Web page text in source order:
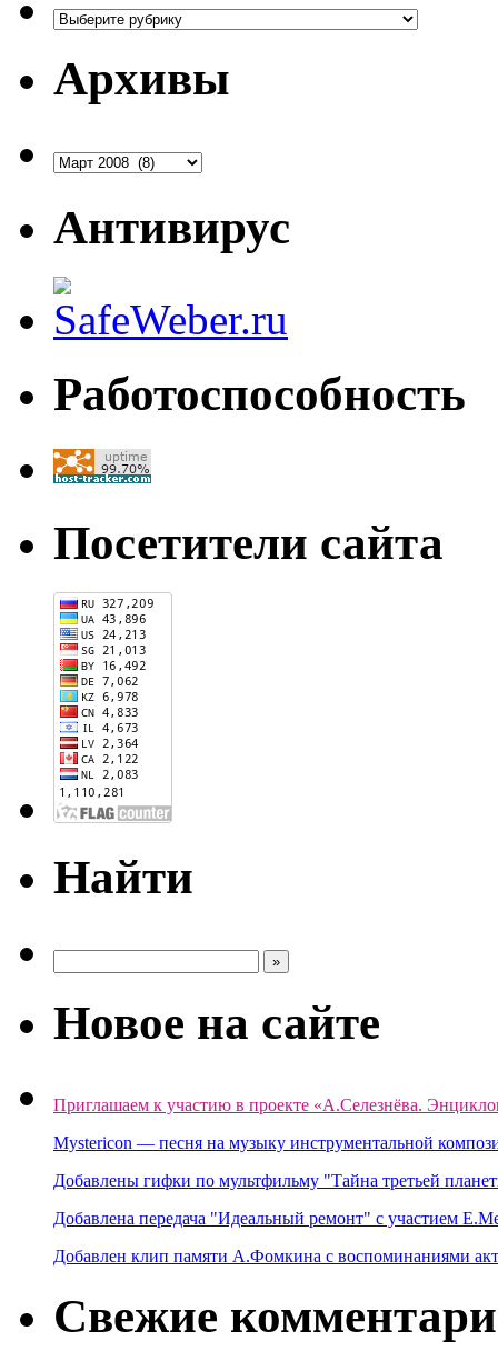
Рубрики
Архивы
Антивирус
Работоспособность
Посетители сайта
Найти
Новое на сайте
Приглашаем к участию в проекте «А.Селезнёва.
Mystericon — песня на музыку инструментальной
Добавлены гифки по мультфильму "Тайна третьей
Добавлена передача "Идеальный ремонт" с участием
Добавлен клип памяти А.Фомкина с воспоминаниями
Свежие